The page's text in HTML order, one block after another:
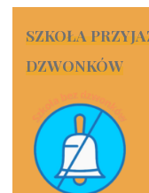
SZKOŁA
DZWONKÓW